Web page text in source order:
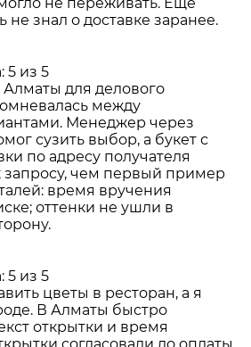
не знал о доставке заранее.
5 из 5
для делового
между
Менеджер через
сузить выбор, а букет с
по адресу получателя
запросу, чем первый пример
время вручения
оттенки не ушли в
5 из 5
цветы в ресторан, а я
В Алматы быстро
открытки и время
согласовали до оплаты.